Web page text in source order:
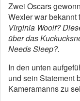
Zwei Oscars
Wexler war bekannt
Virginia Woolf?
über das
Needs Sleep?.
In den unten
und sein Statement
Kameramanns zu